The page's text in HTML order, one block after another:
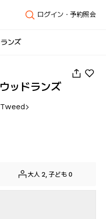
ログイン・予約照会
ンズ
ッドランズ
大人 2, 子ども 0